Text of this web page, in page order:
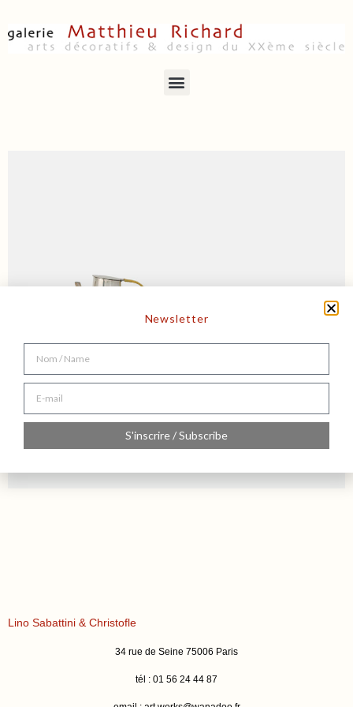
Lino Sabattini & Christofle
34 rue de Seine 75006 Paris
tél : 01 56 24 44 87
Newsletter
S'inscrire / Subscribe